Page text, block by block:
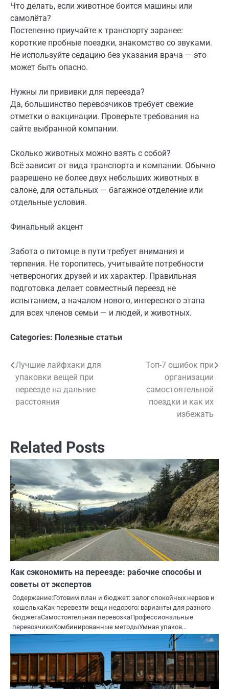
Что делать, если животное боится машины или
самолёта?
Постепенно приучайте к транспорту заранее:
короткие пробные поездки, знакомство со звуками.
Не используйте седацию без указания врача — это
может быть опасно.
Нужны ли прививки для переезда?
Да, большинство перевозчиков требует свежие
отметки о вакцинации. Проверьте требования на
сайте выбранной компании.
Сколько животных можно взять с собой?
Всё зависит от вида транспорта и компании. Обычно
разрешено не более двух небольших животных в
салоне, для остальных — багажное отделение или
отдельные условия.
Финальный акцент
Забота о питомце в пути требует внимания и
терпения. Не торопитесь, учитывайте потребности
четвероногих друзей и их характер. Правильная
подготовка делает совместный переезд не
испытанием, а началом нового, интересного этапа
для всех членов семьи — и людей, и животных.
Categories: Полезные статьи
Навигация
по
записям
Лучшие лайфхаки для
упаковки вещей при
переезде на дальние
расстояния
Топ-7 ошибок при
организации
самостоятельной
поездки и как их
избежать
Related Posts
Как сэкономить на переезде: рабочие способы и
советы от экспертов
Содержание:Готовим план и бюджет: залог спокойных нервов и
кошелькаКак перевезти вещи недорого: варианты для разного
бюджетаСамостоятельная перевозкаПрофессиональные
перевозчикиКомбинированные методыУмная упаков…